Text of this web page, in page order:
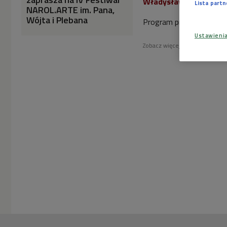
NAROL.ARTE im. Pana,
Wójta i Plebana
Program prowadził
Zobacz więcej na temat:
Lista